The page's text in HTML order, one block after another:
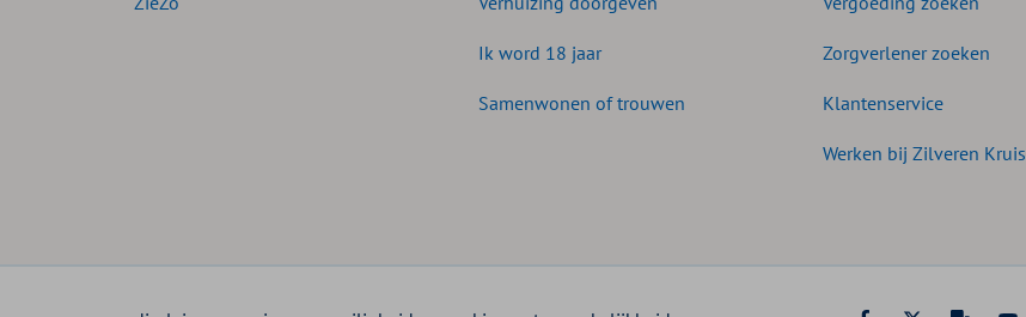
Ik word 18 jaar
Samenwonen of trouwen
Zorgverlener zoeken
Klantenservice
Werken bij Zilveren Kruis